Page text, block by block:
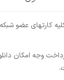
کارتهای عضو
وجه امکان